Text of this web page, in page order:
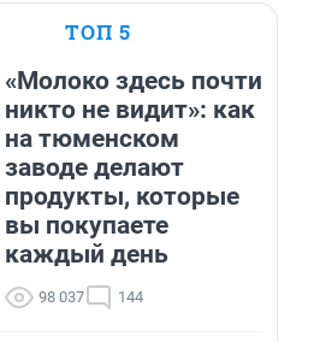
ТОП 5
«Молоко здесь почти
никто не видит»: как
на тюменском
заводе делают
продукты, которые
вы покупаете
каждый день
98 037 144